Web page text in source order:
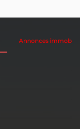
Annonces